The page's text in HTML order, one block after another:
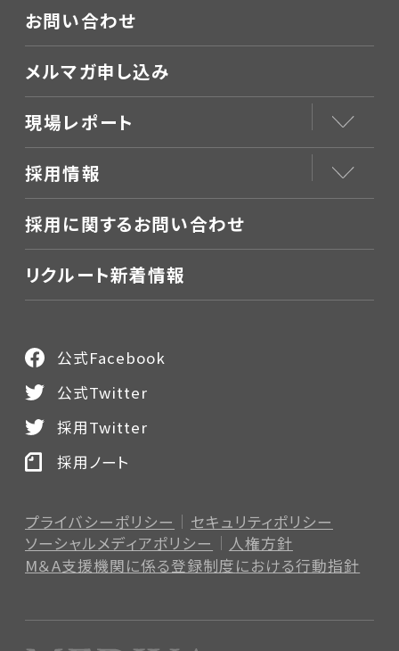
お問い合わせ
メルマガ申し込み
現場レポート
採用情報
採用に関するお問い合わせ
リクルート新着情報
プライバシーポリシー
セキュリティポリシー
ソーシャルメディアポリシー
人権方針
M＆A支援機関に係る登録制度における行動指針
公式Facebook
公式Twitter
採用Twitter
採用ノート